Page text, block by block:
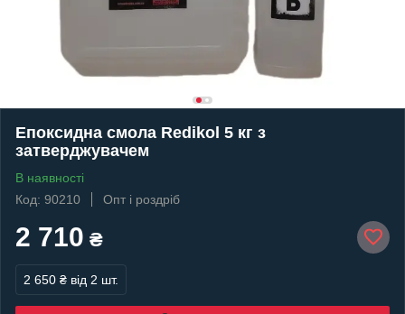
Епоксидна смола Redikol 5 кг з
затверджувачем
В наявності
Код: 90210
Опт і роздріб
2 710 ₴
2 650 ₴ від 2 шт.